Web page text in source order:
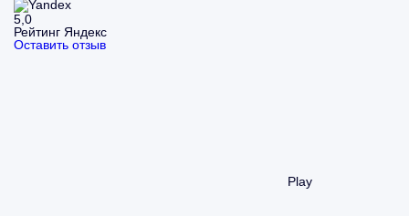
5,0
Рейтинг Яндекс
Оставить отзыв
Play